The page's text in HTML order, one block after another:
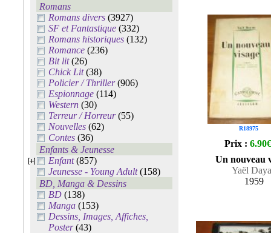
Romans
Romans divers (3927)
SF et Fantastique (332)
Romans historiques (132)
Romance (236)
Bit lit(26)
Chick Lit(38)
Policier / Thriller(906)
Espionnage (114)
Western (30)
Terreur / Horreur(55)
Nouvelles (62)
Contes (36)
Enfants & Jeunesse
Enfant(857)
Jeunesse - Young Adult(158)
BD, Manga & Dessins
BD (138)
Manga (153)
Dessins, Images, Affiches,
Poster(43)
R18975
Prix : 6.90€
Un nouveau
Yaël
1959